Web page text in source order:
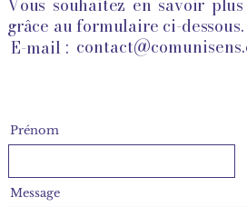
Vous souhaitez en savoir
grâce au formulaire ci-
E-mail :
Prénom
Message